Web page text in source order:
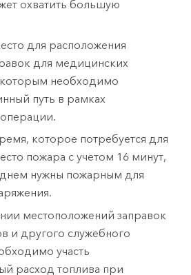
охватить большую
для расположения
для медицинских
необходимо
путь в рамках
которое потребуется для
пожара с учетом 16 минут,
нужны пожарным для
местоположений заправок
и другого служебного
участь
расход топлива при